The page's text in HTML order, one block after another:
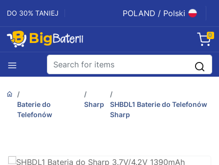
DO 30% TANIEJ POLAND / Polski
0
Baterie do
Telefonów
Sharp
SHBDL1 Baterie do Telefonów
Sharp